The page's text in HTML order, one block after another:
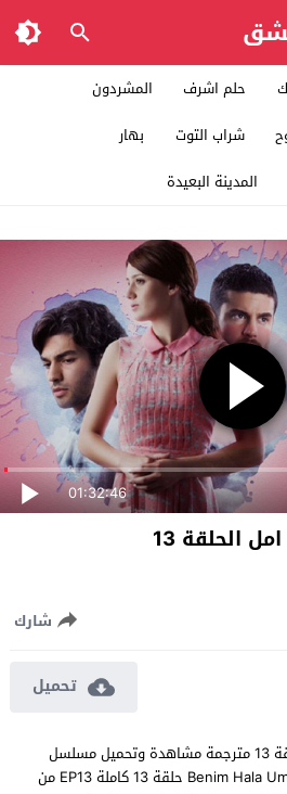
حلم اشرف
المشردون
شراب التوت
بهار
المدينة البعيدة
01:32:46
الحلقة 13
شارك
تحميل
مسلسل مازال لدي امل الحلقة 13 مترجمة مشاهدة وتحميل مسلسل
“مازال لدي امل” Benim Hala Umudum Var حلقة 13 كاملة EP13 من